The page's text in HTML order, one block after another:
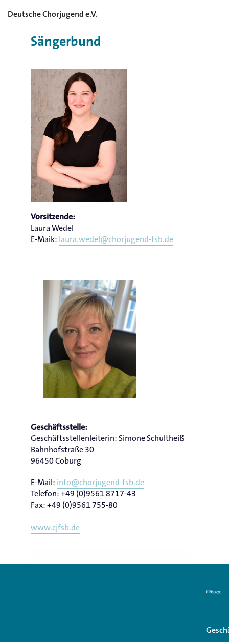
Deutsche Chorjugend e.V.
Sängerbund
Vorsitzende:
Laura Wedel
E-Maik: laura.wedel@chorjugend-fsb.de
Geschäftsstelle:
Geschäftsstellenleiterin: Simone Schultheiß
Bahnhofstraße 30
96450 Coburg
E-Mail: info@chorjugend-fsb.de
Telefon: +49 (0)9561 8717-43
Fax: +49 (0)9561 755-80
www.cjfsb.de